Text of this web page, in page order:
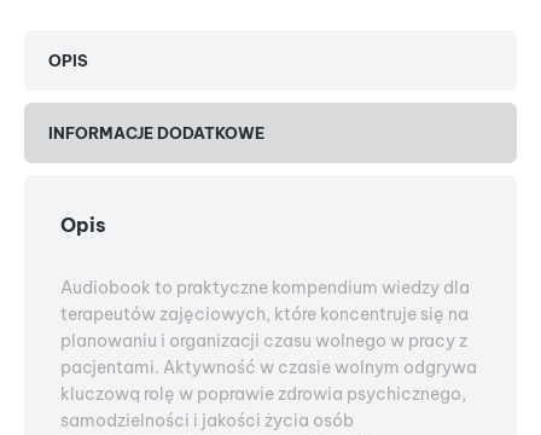
OPIS
INFORMACJE DODATKOWE
Opis
Audiobook to praktyczne kompendium wiedzy dla
terapeutów zajęciowych, które koncentruje się na
planowaniu i organizacji czasu wolnego w pracy z
pacjentami. Aktywność w czasie wolnym odgrywa
kluczową rolę w poprawie zdrowia psychicznego,
samodzielności i jakości życia osób